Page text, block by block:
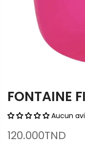
FONTAINE
Aucun
120.000TND